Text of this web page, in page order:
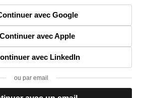
avec Google
Continuer avec Apple
avec LinkedIn
ou par email